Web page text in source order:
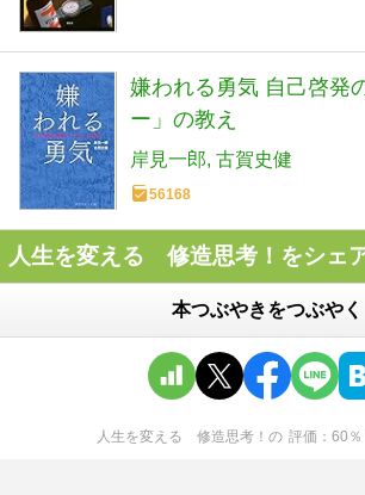
嫌われる勇気 自己啓発
ー」の教え
岸見一郎 古賀史健
56168
人生を変える 修造思考！をシェ
本つぶやきをつぶやく
人生を変える 修造思考！ の 評価 60 ％